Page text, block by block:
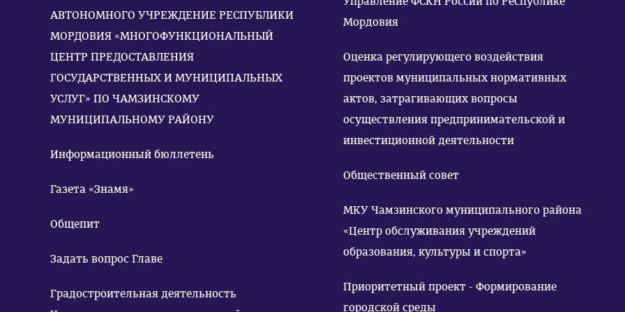
АВТОНОМНОГО УЧРЕЖДЕНИЕ РЕСПУБЛИКИ
МОРДОВИЯ «МНОГОФУНКЦИОНАЛЬНЫЙ
ЦЕНТР ПРЕДОСТАВЛЕНИЯ
ГОСУДАРСТВЕННЫХ И МУНИЦИПАЛЬНЫХ
УСЛУГ» ПО ЧАМЗИНСКОМУ
МУНИЦИПАЛЬНОМУ РАЙОНУ
Информационный бюллетень
Газета «Знамя»
Общепит
Задать вопрос Главе
Градостроительная деятельность
Мордовия
Оценка регулирующего воздействия
проектов муниципальных нормативных
актов, затрагивающих вопросы
осуществления предпринимательской и
инвестиционной деятельности
Общественный совет
МКУ Чамзинского муниципального района
«Центр обслуживания учреждений
образования, культуры и спорта»
Приоритетный проект - Формирование
городской среды